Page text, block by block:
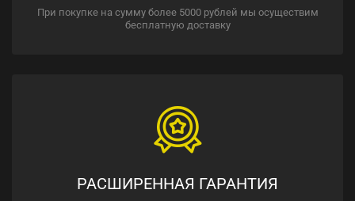
При покупке на сумму более 5000 рублей мы осуществим
бесплатную доставку
РАСШИРЕННАЯ ГАРАНТИЯ